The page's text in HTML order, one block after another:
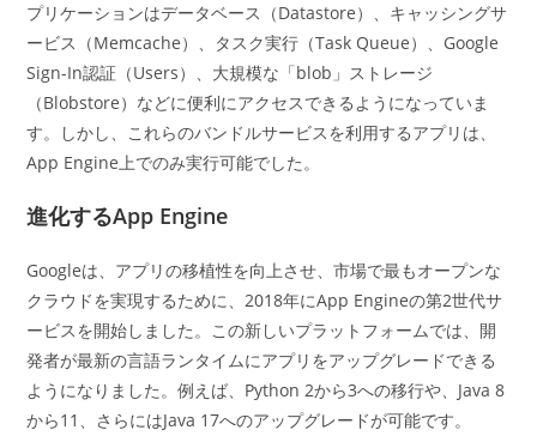
プリケーションはデータベース（Datastore）、キャッシングサ
ービス（Memcache）、タスク実行（Task Queue）、Google
Sign-In認証（Users）、大規模な「blob」ストレージ
（Blobstore）などに便利にアクセスできるようになっていま
す。しかし、これらのバンドルサービスを利用するアプリは、
App Engine上でのみ実行可能でした。
進化するApp Engine
Googleは、アプリの移植性を向上させ、市場で最もオープンな
クラウドを実現するために、2018年にApp Engineの第2世代サ
ービスを開始しました。この新しいプラットフォームでは、開
発者が最新の言語ランタイムにアプリをアップグレードできる
ようになりました。例えば、Python 2から3への移行や、Java 8
から11、さらにはJava 17へのアップグレードが可能です。